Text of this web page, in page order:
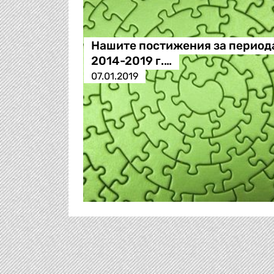
Нашите постижения за
2014-2019 г.…
07.01.2019